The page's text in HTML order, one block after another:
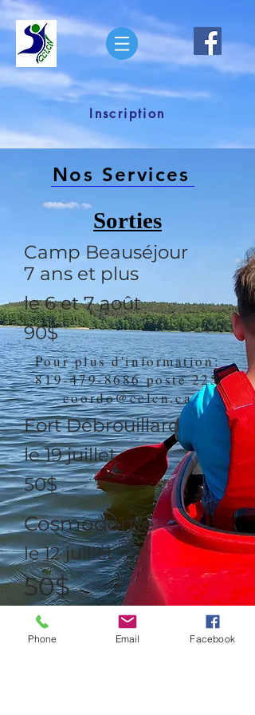
Inscription
Nos Services
Sorties
Camp Beauséjour
7 ans et plus
le 6 et 7 août
90$
Pour plus d'information:
819-479-8686poste 225
coordo@cclcn.ca
Fort Débrouillard
le 19 juillet
50$
Cosmodôme
le 12 juillet
50$
L'Expo Saint-Hyacinthe
le 31 juillet
Phone Email Facebook